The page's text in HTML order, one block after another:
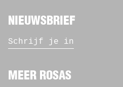
NIEUWSBRIEF
Schrijf je in
MEER ROSAS